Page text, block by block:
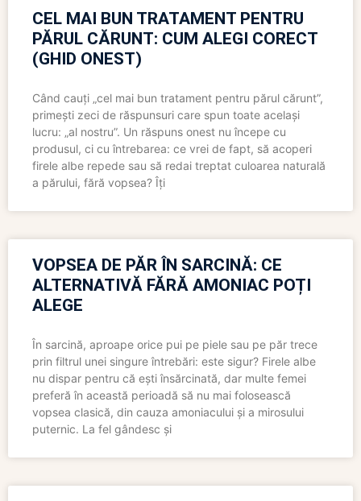
CEL MAI BUN TRATAMENT PENTRU
PĂRUL CĂRUNT: CUM ALEGI CORECT
(GHID ONEST)
Când cauți „cel mai bun tratament pentru părul cărunt”,
primești zeci de răspunsuri care spun toate același
lucru: „al nostru”. Un răspuns onest nu începe cu
produsul, ci cu întrebarea: ce vrei de fapt, să acoperi
firele albe repede sau să redai treptat culoarea naturală
a părului, fără vopsea? Îți
VOPSEA DE PĂR ÎN SARCINĂ: CE
ALTERNATIVĂ FĂRĂ AMONIAC POȚI
ALEGE
În sarcină, aproape orice pui pe piele sau pe păr trece
prin filtrul unei singure întrebări: este sigur? Firele albe
nu dispar pentru că ești însărcinată, dar multe femei
preferă în această perioadă să nu mai folosească
vopsea clasică, din cauza amoniacului și a mirosului
puternic. La fel gândesc și